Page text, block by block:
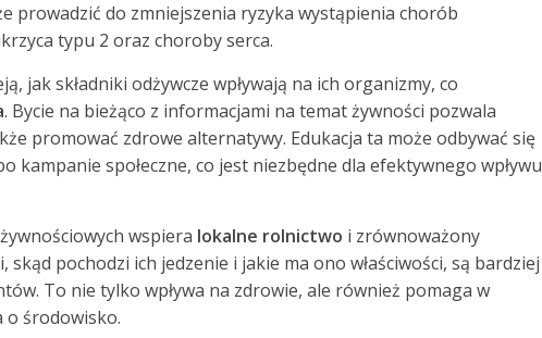
prowadzić do zmniejszenia ryzyka wystąpienia chorób
typu 2 oraz choroby serca.
jak składniki odżywcze wpływają na ich organizmy, co
. Bycie na bieżąco z informacjami na temat żywności pozwala
promować zdrowe alternatywy. Edukacja ta może odbywać się
kampanie społeczne, co jest niezbędne dla efektywnego wpływu
wspiera lokalne rolnictwo i zrównoważony
skąd pochodzi ich jedzenie i jakie ma ono właściwości, są bardziej
To nie tylko wpływa na zdrowie, ale również pomaga w
o środowisko.